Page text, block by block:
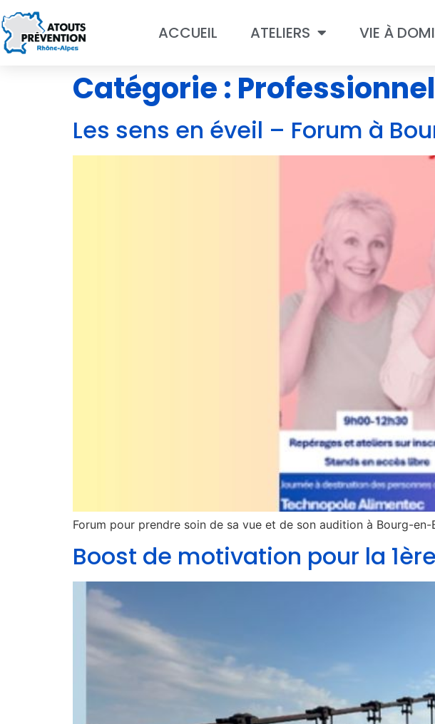
ACCUEIL ATELIERS VIE À
Catégorie :
Les sens en éveil – Forum à
Forum pour prendre soin de sa vue et de son audition à Bourg-
Boost de motivation pour la